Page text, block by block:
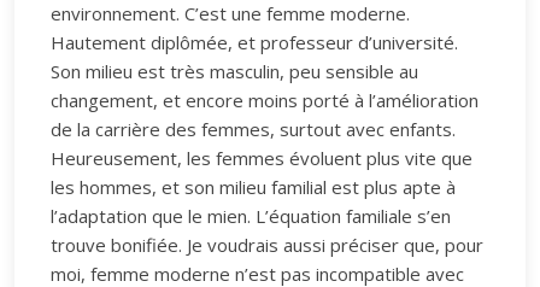
environnement. C’est une femme moderne.
Hautement diplômée, et professeur d’université.
Son milieu est très masculin, peu sensible au
changement, et encore moins porté à l’amélioration
de la carrière des femmes, surtout avec enfants.
Heureusement, les femmes évoluent plus vite que
les hommes, et son milieu familial est plus apte à
l’adaptation que le mien. L’équation familiale s’en
trouve bonifiée. Je voudrais aussi préciser que, pour
moi, femme moderne n’est pas incompatible avec